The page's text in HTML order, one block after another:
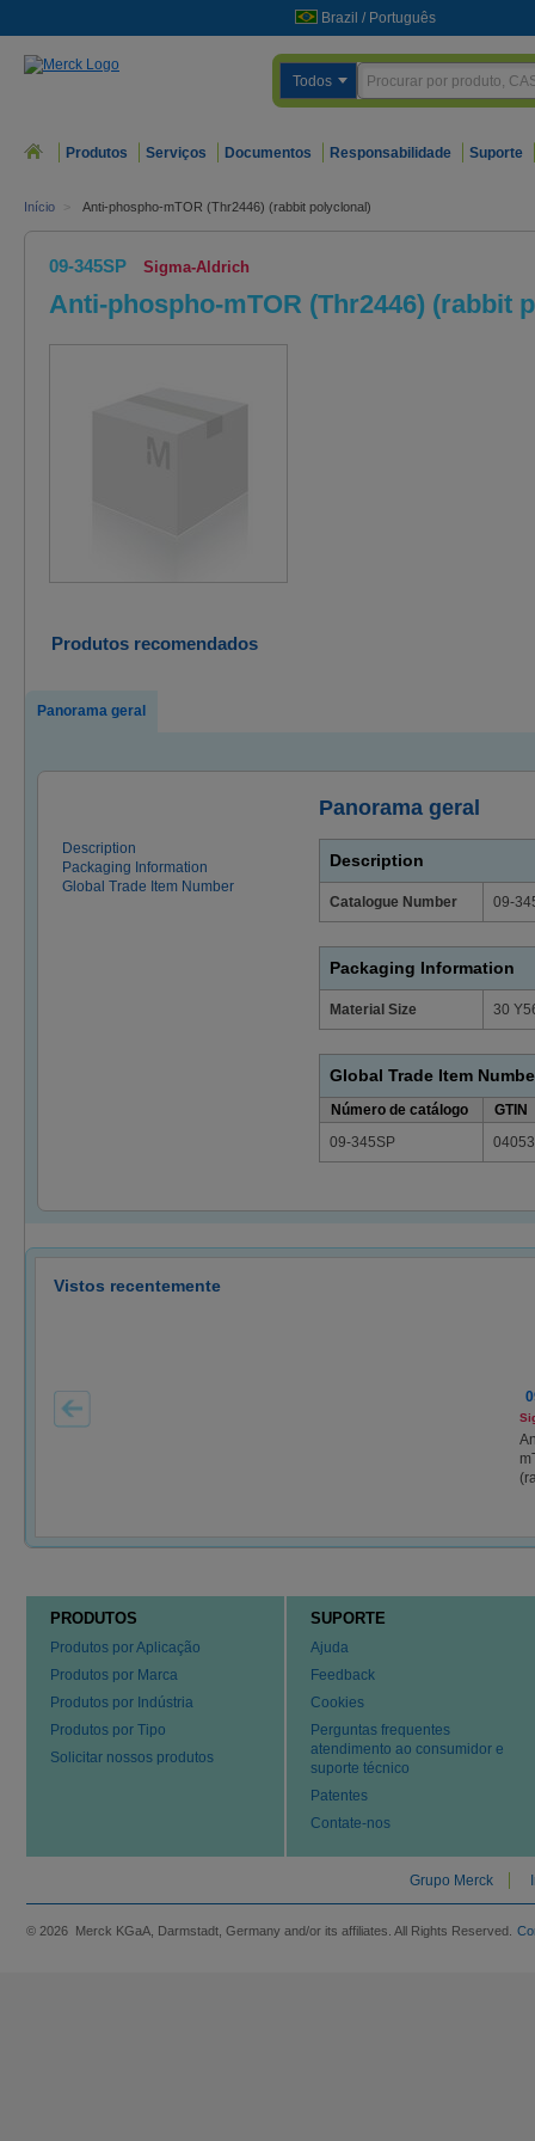
Brazil / Português
Todos
Produtos Serviços Documentos Responsabilidade Suporte
Início > Anti-phospho-mTOR (Thr2446) (rabbit polyclonal)
09-345SP Sigma-Aldrich
Anti-phospho-mTOR (Thr2446) (rabbit
Produtos recomendados
Panorama geral
Panorama geral
Description
Packaging Information
Global Trade Item Number
Description
Catalogue Number 09-
Packaging Information
Material Size 30
Global Trade Item
Número de catálogo
GTIN
09-345SP
Vistos recentemente
PRODUTOS
Produtos por Aplicação
Produtos por Marca
Produtos por Indústria
Produtos por Tipo
Solicitar nossos produtos
SUPORTE
Ajuda
Feedback
Cookies
Perguntas frequentes
atendimento ao consumidor e
suporte técnico
Patentes
Contate-nos
Grupo Merck
© 2026 Merck KGaA, Darmstadt, Germany and/or its affiliates. All Rights Reserved.